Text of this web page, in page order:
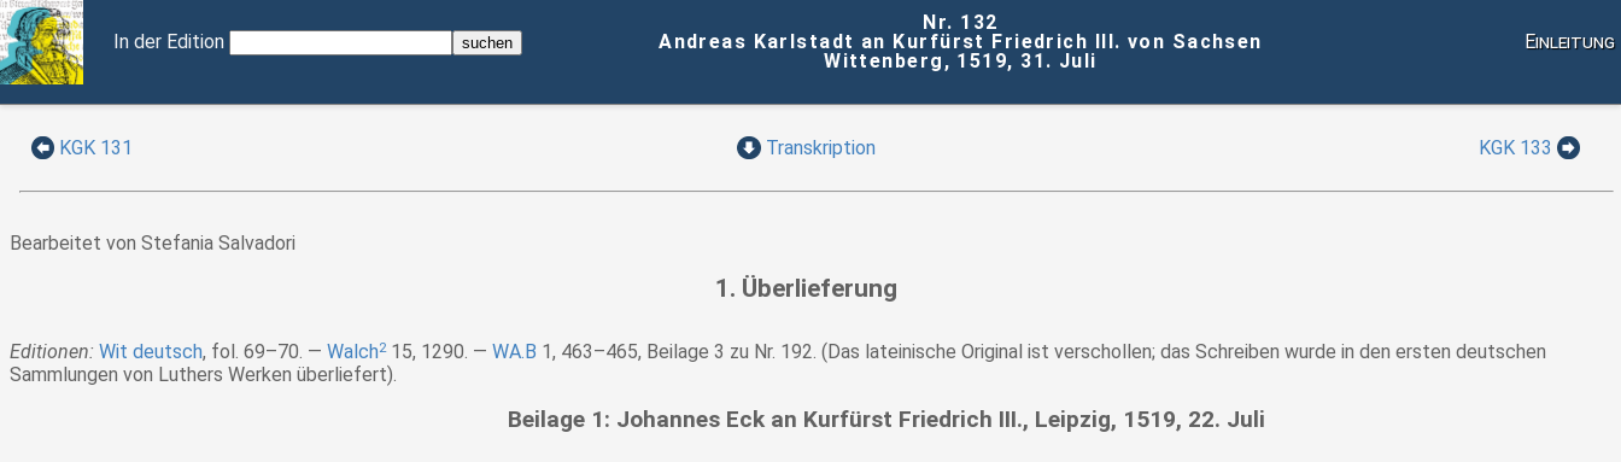
In der Edition
Nr. 132
Andreas Karlstadt an Kurfürst Friedrich III. von Sachsen
Wittenberg, 1519, 31. Juli
Einleitung
KGK 131 Transkription KGK 133
Bearbeitet von Stefania Salvadori
1. Überlieferung
Editionen: Wit deutsch, fol. 69–70. Walch215, 1290. WA.B 1, 463–465, Beilage 3 zu Nr. 192. (Das lateinische Original ist verschollen; das Schreiben wurde in den ersten deutschen
Sammlungen von Luthers Werken überliefert).
Beilage 1: Johannes Eck an Kurfürst Friedrich III., Leipzig, 1519, 22. Juli